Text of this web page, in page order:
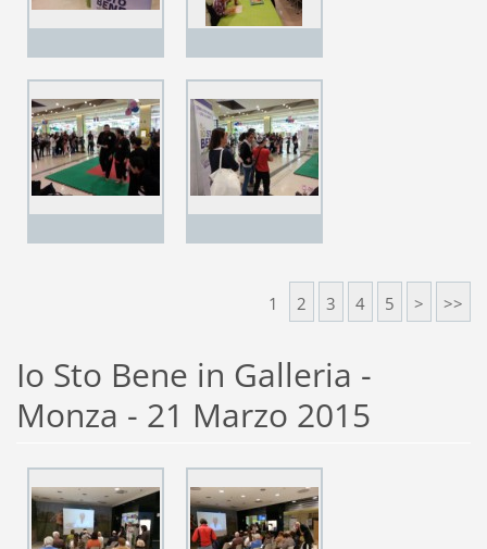
1 2 3 4 5 > >>
Io Sto Bene in Galleria -
Monza - 21 Marzo 2015